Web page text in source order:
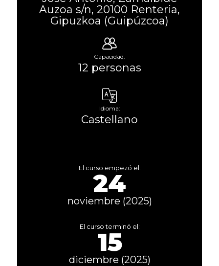
Auzoa s/n, 20100 Renteria,
Gipuzkoa (Guipúzcoa)
Capacidad:
12 personas
Idioma:
Castellano
El curso empezó el:
24
noviembre (2025)
El curso terminó el:
15
diciembre (2025)